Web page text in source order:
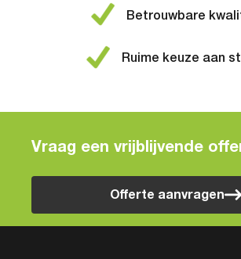
Betrouwbare
Ruime keuze aan
Vraag een vrijblijvende
Offerte aanvragen